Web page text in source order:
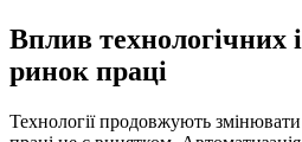
Вплив технологічних
ринок праці
Технології продовжують